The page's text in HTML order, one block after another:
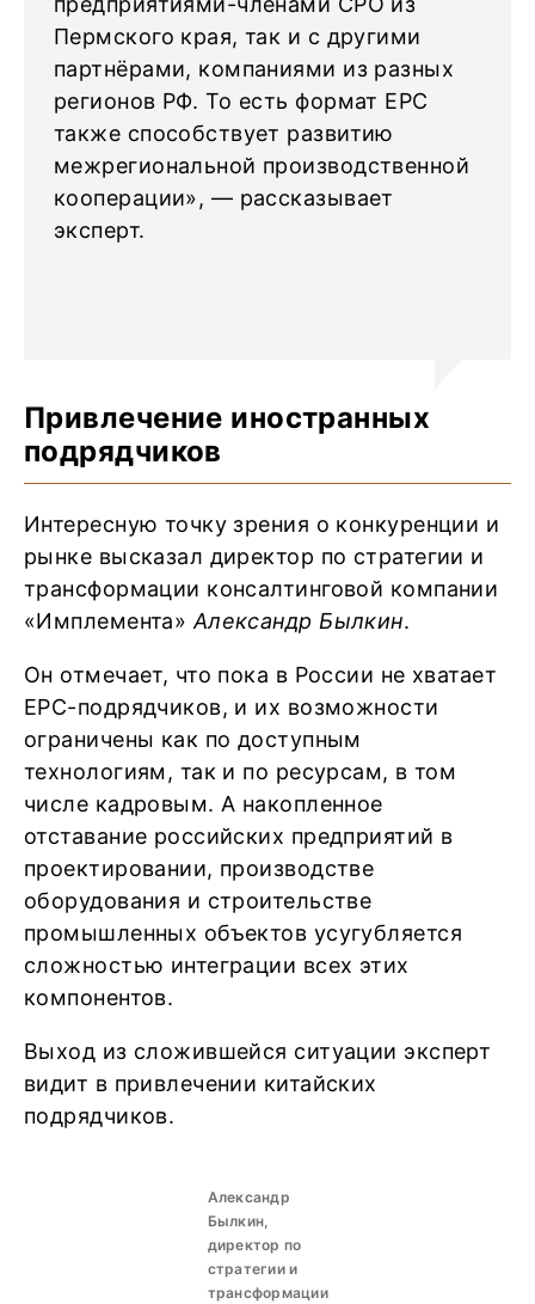
Пермского края, так и с другими
партнёрами, компаниями из разных
регионов РФ. То есть формат EPC
также способствует развитию
межрегиональной производственной
кооперации», — рассказывает
эксперт.
Привлечение иностранных
подрядчиков
Интересную точку зрения о конкуренции и
рынке высказал директор по стратегии и
трансформации консалтинговой компании
«Имплемента»Александр Былкин.
Он отмечает, что пока в России не хватает
EPC-подрядчиков, и их возможности
ограничены как по доступным
технологиям, так и по ресурсам, в том
числе кадровым. А накопленное
отставание российских предприятий в
проектировании, производстве
оборудования и строительстве
промышленных объектов усугубляется
сложностью интеграции всех этих
компонентов.
Выход из сложившейся ситуации эксперт
видит в привлечении китайских
подрядчиков.
Александр
Былкин,
директор по
стратегии и
трансформации